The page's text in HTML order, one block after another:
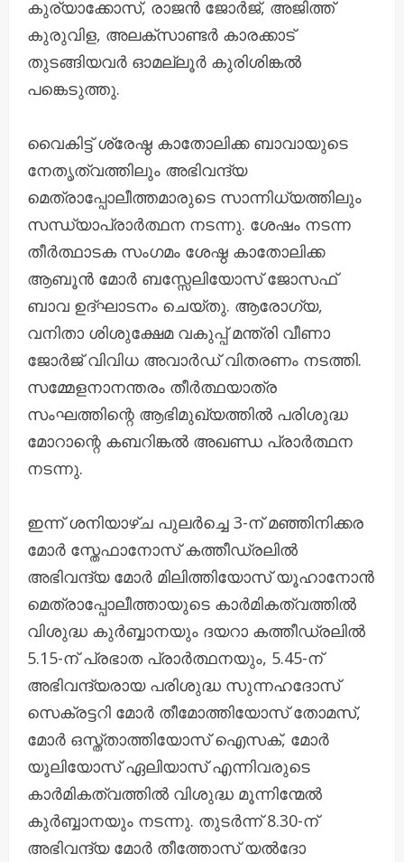
കുര്യാക്കോസ്, രാജന്‍ ജോര്‍ജ്, അജിത്ത്
കുരുവിള, അലക്സാണ്ടര്‍ കാരക്കാട്
തുടങ്ങിയവര്‍ ഓമല്ലൂര്‍ കുരിശിങ്കല്‍
പങ്കെടുത്തു.
വൈകിട്ട് ശ്രേഷ്ഠ കാതോലിക്ക ബാവായുടെ
നേതൃത്വത്തിലും അഭിവന്ദ്യ
മെത്രാപ്പോലീത്തമാരുടെ സാന്നിധ്യത്തിലും
സന്ധ്യാപ്രാര്‍ത്ഥന നടന്നു. ശേഷം നടന്ന
തീര്‍ത്ഥാടക സംഗമം ശേഷ്ഠ കാതോലിക്ക
ആബൂൻ മോർ ബസ്സേലിയോസ് ജോസഫ്
ബാവ ഉദ്ഘാടനം ചെയ്തു. ആരോഗ്യ,
വനിതാ ശിശുക്ഷേമ വകുപ്പ് മന്ത്രി വീണാ
ജോർജ് വിവിധ അവാര്‍ഡ് വിതരണം നടത്തി.
സമ്മേളനാനന്തരം തീര്‍ത്ഥയാത്ര
സംഘത്തിന്റെ ആഭിമുഖ്യത്തില്‍ പരിശുദ്ധ
മോറാന്റെ കബറിങ്കല്‍ അഖണ്ഡ പ്രാര്‍ത്ഥന
നടന്നു.
ഇന്ന് ശനിയാഴ്ച പുലര്‍ച്ചെ 3-ന് മഞ്ഞിനിക്കര
മോര്‍ സ്തേഫാനോസ് കത്തീഡ്രലില്‍
അഭിവന്ദ്യ മോര്‍ മിലിത്തിയോസ് യൂഹാനോന്‍
മെത്രാപ്പോലീത്തായുടെ കാര്‍മികത്വത്തില്‍
വിശുദ്ധ കുര്‍ബ്ബാനയും ദയറാ കത്തീഡ്രലില്‍
5.15-ന് പ്രഭാത പ്രാര്‍ത്ഥനയും, 5.45-ന്
അഭിവന്ദ്യരായ പരിശുദ്ധ സുന്നഹദോസ്
സെക്രട്ടറി മോര്‍ തീമോത്തിയോസ് തോമസ്,
മോര്‍ ഒസ്ത്താത്തിയോസ് ഐസക്, മോര്‍
യൂലിയോസ് ഏലിയാസ് എന്നിവരുടെ
കാര്‍മികത്വത്തില്‍ വിശുദ്ധ മൂന്നിന്മേല്‍
കുര്‍ബ്ബാനയും നടന്നു. തുടര്‍ന്ന് 8.30-ന്
അഭിവന്ദ്യ മോര്‍ തീത്തോസ് യൽദോ